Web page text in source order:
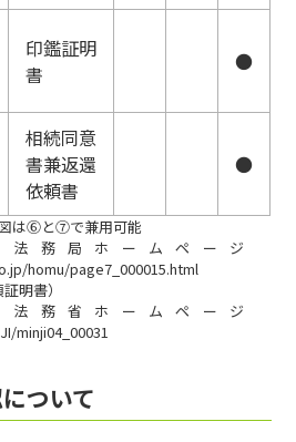
印鑑証明
書
●
相続同意
書兼返還
依頼書
●
は⑥と⑦で兼用可能
法務局ホームページ
homu/page7_000015.html
明書）
法務省ホームページ
minji04_00031
ついて